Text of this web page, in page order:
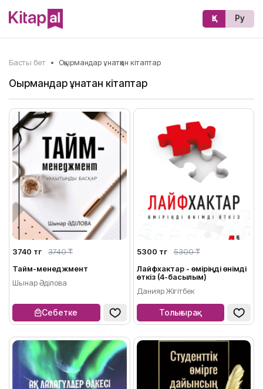
Қз Ру
Басты бет • Оқырмандар ұнатқан кітаптар
Оқырмандар ұнатқан кітаптар
3740 тг
3740 ₸
Тайм-менеджмент
Шынар Әділова
Себетке
5300 тг
5300 ₸
Лайфхактар - өміріңді өнімді
өткіз (4-басылым)
Данияр Жігітбек
Толығырақ